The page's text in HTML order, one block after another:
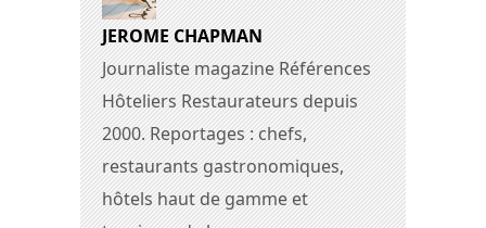
JEROME CHAPMAN
Journaliste magazine Références
Hôteliers Restaurateurs depuis
2000. Reportages : chefs,
restaurants gastronomiques,
hôtels haut de gamme et